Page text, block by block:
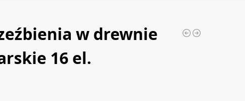
w drewnie
16 el.